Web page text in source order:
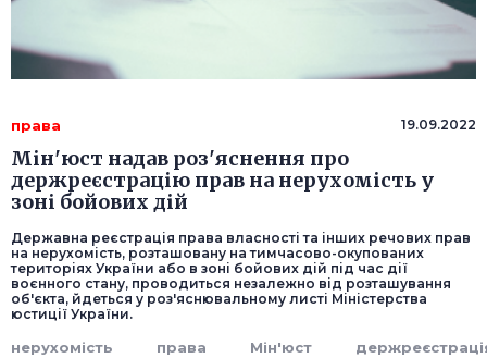
права 19.09.2022
Мін'юст надав роз'яснення про
держреєстрацію прав на нерухомість у
зоні бойових дій
Державна реєстрація права власності та інших речових прав
на нерухомість, розташовану на тимчасово-окупованих
територіях України або в зоні бойових дій під час дії
воєнного стану, проводиться незалежно від розташування
об'єкта, йдеться у роз'яснювальному листі Міністерства
юстиції України.
нерухомість права Мін'юст